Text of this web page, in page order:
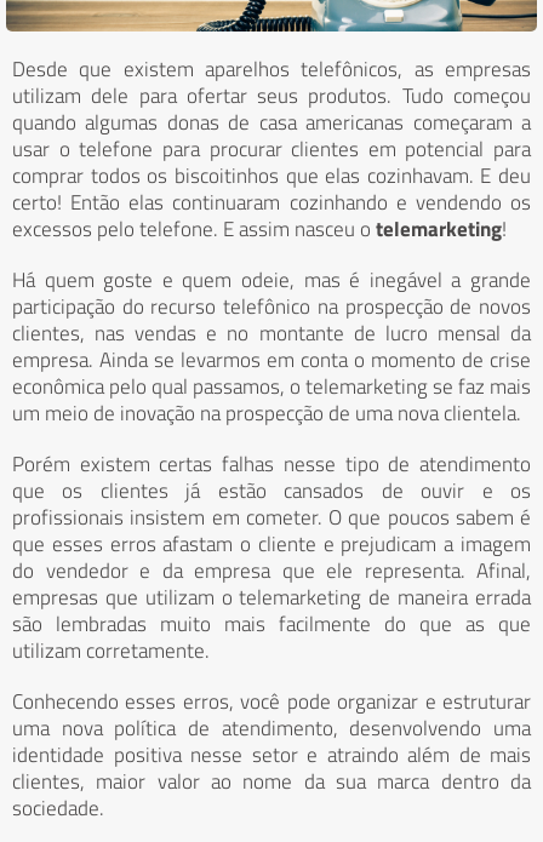
Desde que existem aparelhos telefônicos, as empresas
utilizam dele para ofertar seus produtos. Tudo começou
quando algumas donas de casa americanas começaram a
usar o telefone para procurar clientes em potencial para
comprar todos os biscoitinhos que elas cozinhavam. E deu
certo! Então elas continuaram cozinhando e vendendo os
excessos pelo telefone. E assim nasceu otelemarketing!
Há quem goste e quem odeie, mas é inegável a grande
participação do recurso telefônico na prospecção de novos
clientes, nas vendas e no montante de lucro mensal da
empresa. Ainda se levarmos em conta o momento de crise
econômica pelo qual passamos, o telemarketing se faz mais
um meio de inovação na prospecção de uma nova clientela.
Porém existem certas falhas nesse tipo de atendimento
que os clientes já estão cansados de ouvir e os
profissionais insistem em cometer. O que poucos sabem é
que esses erros afastam o cliente e prejudicam a imagem
do vendedor e da empresa que ele representa. Afinal,
empresas que utilizam o telemarketing de maneira errada
são lembradas muito mais facilmente do que as que
utilizam corretamente.
Conhecendo esses erros, você pode organizar e estruturar
uma nova política de atendimento, desenvolvendo uma
identidade positiva nesse setor e atraindo além de mais
clientes, maior valor ao nome da sua marca dentro da
sociedade.